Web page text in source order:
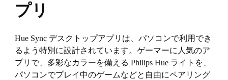
プリ
Hue Sync デスクトップアプリは、パソコンで利用でき
るよう特別に設計されています。ゲーマーに人気のア
プリで、多彩なカラーを備える Philips Hue ライトを、
パソコンでプレイ中のゲームなどと自由にペアリング